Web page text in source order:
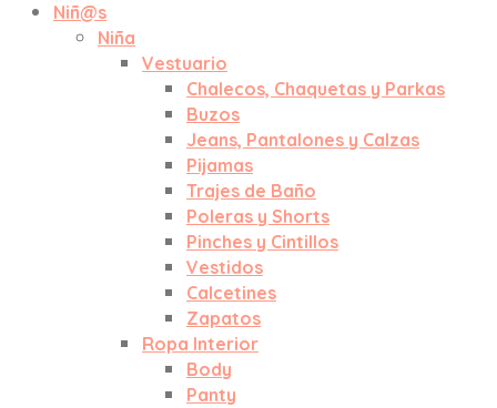
Niñ@s
Niña
Vestuario
Chalecos, Chaquetas y Parkas
Buzos
Jeans, Pantalones y Calzas
Pijamas
Trajes de Baño
Poleras y Shorts
Pinches y Cintillos
Vestidos
Calcetines
Zapatos
Ropa Interior
Body
Panty